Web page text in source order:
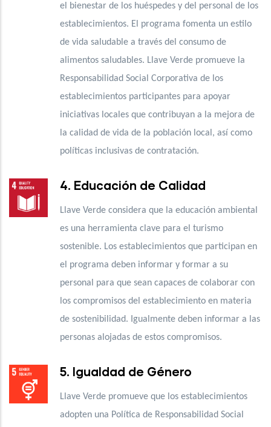
el bienestar de los huéspedes y del personal de los
establecimientos. El programa fomenta un estilo
de vida saludable a través del consumo de
alimentos saludables. Llave Verde promueve la
Responsabilidad Social Corporativa de los
establecimientos participantes para apoyar
iniciativas locales que contribuyan a la mejora de
la calidad de vida de la población local, así como
políticas inclusivas de contratación.
4. Educación de Calidad
Llave Verde considera que la educación ambiental
es una herramienta clave para el turismo
sostenible. Los establecimientos que participan en
el programa deben informar y formar a su
personal para que sean capaces de colaborar con
los compromisos del establecimiento en materia
de sostenibilidad. Igualmente deben informar a las
personas alojadas de estos compromisos.
5. Igualdad de Género
Llave Verde promueve que los establecimientos
adopten una Política de Responsabilidad Social